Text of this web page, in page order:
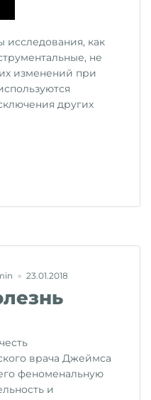
исследования, как
не
изменений при
других
23.01.2018
врача Джеймса
феноменальную
и